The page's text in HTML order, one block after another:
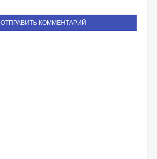
ОТПРАВИТЬ КОММЕНТАРИЙ